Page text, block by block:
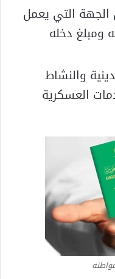
التي يعمل
ومبلغ دخله
والنشاط
العسكرية